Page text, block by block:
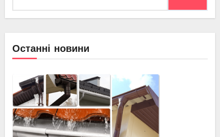
Останні новини